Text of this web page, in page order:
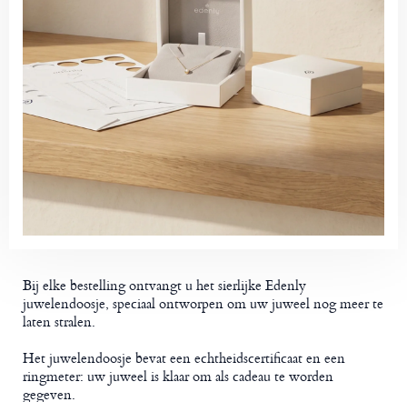
Bij elke bestelling ontvangt u het sierlijke Edenly
juwelendoosje, speciaal ontworpen om uw juweel nog meer te
laten stralen.
Het juwelendoosje bevat een echtheidscertificaat en een
ringmeter: uw juweel is klaar om als cadeau te worden
gegeven.